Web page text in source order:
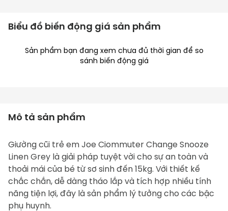
Biểu đồ biến động giá sản phẩm
Sản phẩm bạn đang xem chưa đủ thời gian để so
sánh biến động giá
Mô tả sản phẩm
Giường cũi trẻ em Joe Ciommuter Change Snooze
Linen Grey là giải pháp tuyệt vời cho sự an toàn và
thoải mái của bé từ sơ sinh đến 15kg. Với thiết kế
chắc chắn, dễ dàng tháo lắp và tích hợp nhiều tính
năng tiện lợi, đây là sản phẩm lý tưởng cho các bậc
phụ huynh.